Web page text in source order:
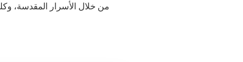
من خلال الأسرار المقدسة،